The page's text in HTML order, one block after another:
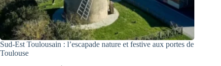
Sud-Est Toulousain : l’escapade nature et festive aux portes de
Toulouse